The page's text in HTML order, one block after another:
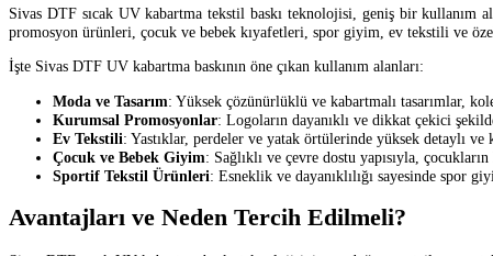
Sivas DTF sıcak UV kabartma tekstil baskı teknolojisi, geniş bir kullanım
promosyon ürünleri, çocuk ve bebek kıyafetleri, spor giyim, ev tekstili ve özel
İşte Sivas DTF UV kabartma baskının öne çıkan kullanım alanları:
Moda ve Tasarım: Yüksek çözünürlüklü ve kabartmalı tasarımlar,
Kurumsal Promosyonlar: Logoların dayanıklı ve dikkat çekici
Ev Tekstili: Yastıklar, perdeler ve yatak örtülerinde yüksek detaylı ve
Çocuk ve Bebek Giyim: Sağlıklı ve çevre dostu yapısıyla,
Sportif Tekstil Ürünleri: Esneklik ve dayanıklılığı sayesinde spor
Avantajları ve Neden Tercih Edilmeli?